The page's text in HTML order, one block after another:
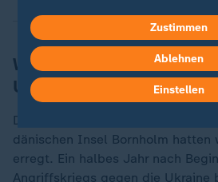
Weiterer Verdächtiger
Untersuchungshaft
Die Anschläge auf die Nord-
dänischen Insel Bornholm hatten
erregt. Ein halbes Jahr nach
Angriffskriegs gegen die Ukraine
Zustimmen
Ablehnen
Einstellen